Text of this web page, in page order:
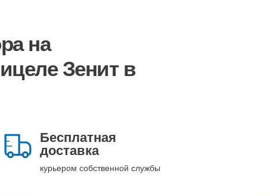
на
Зенит в
Бесплатная
доставка
курьером собственной службы